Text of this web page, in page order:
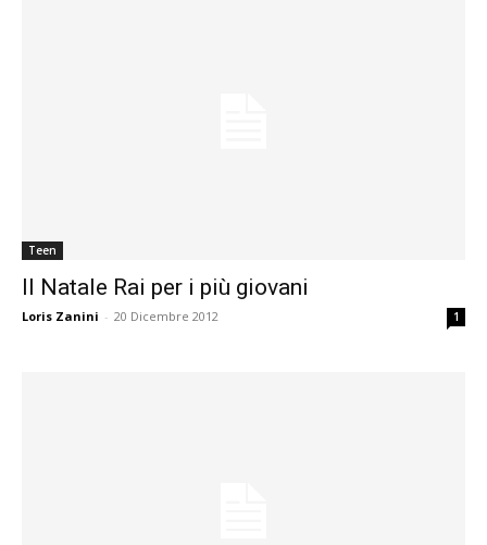
Teen
Il Natale Rai per i più giovani
Loris Zanini - 20 Dicembre 2012 1